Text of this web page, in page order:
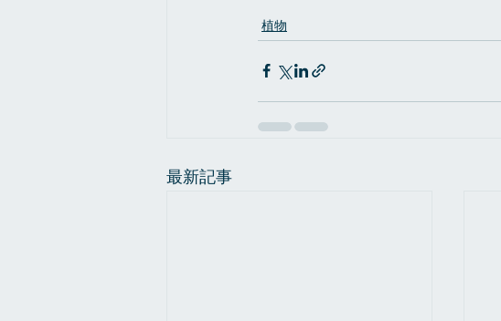
植物
最新記事